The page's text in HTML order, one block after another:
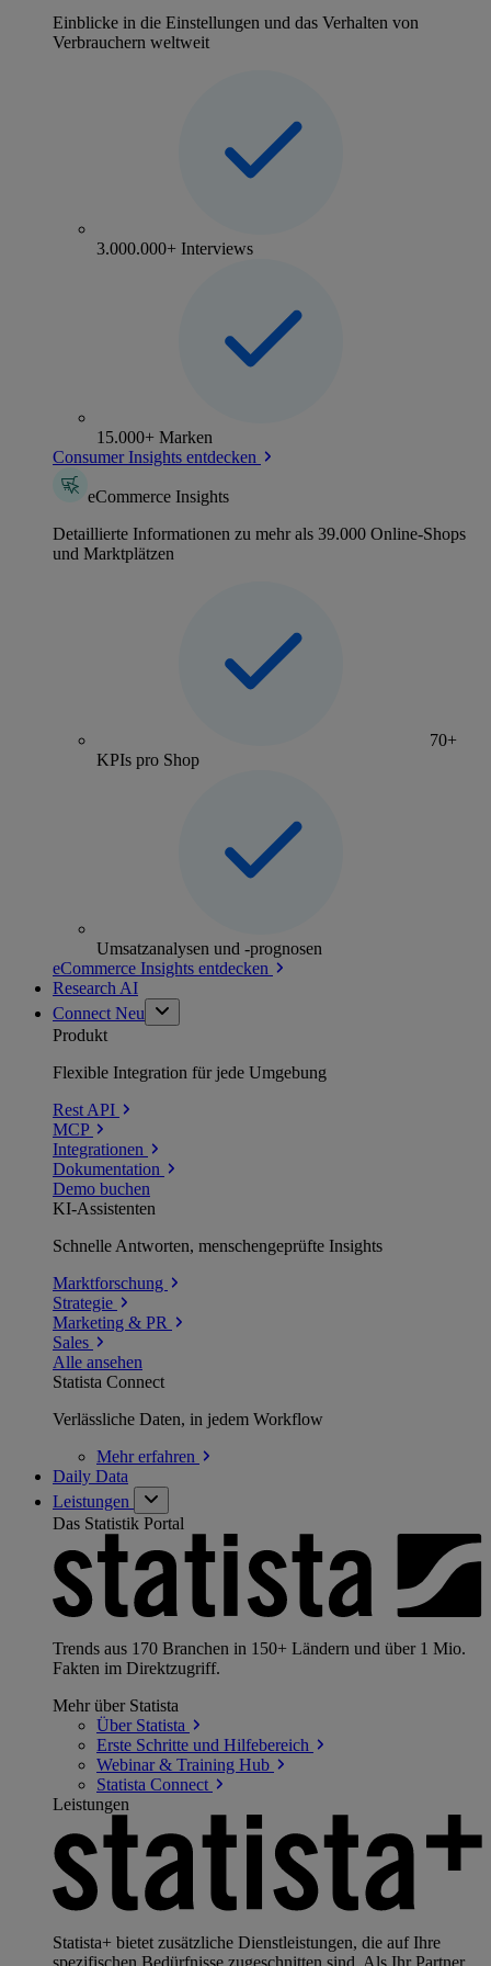
Einblicke in die Einstellungen und das Verhalten von
Verbrauchern weltweit
3.000.000+ Interviews
15.000+ Marken
Consumer Insights entdecken
eCommerce Insights
Detaillierte Informationen zu mehr als 39.000 Online-Shops
und Marktplätzen
70+
KPIs pro Shop
Umsatzanalysen und -prognosen
eCommerce Insights entdecken
Research AI
Connect Neu
Produkt
Flexible Integration für jede Umgebung
Rest API
MCP
Integrationen
Dokumentation
Demo buchen
KI-Assistenten
Schnelle Antworten, menschengeprüfte Insights
Marktforschung
Strategie
Marketing & PR
Sales
Alle ansehen
Statista Connect
Verlässliche Daten, in jedem Workflow
Mehrerfahren
Daily Data
Leistungen
Das Statistik Portal
Trends aus 170 Branchen in 150+ Ländern und über 1 Mio.
Fakten im Direktzugriff.
Mehr über Statista
Über Statista
Erste Schritte und Hilfebereich
Webinar & Training Hub
Statista Connect
Leistungen
Statista+ bietet zusätzliche Dienstleistungen, die auf Ihre
spezifischen Bedürfnisse zugeschnitten sind. Als Ihr Partner